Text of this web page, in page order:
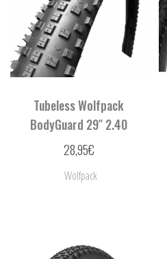
Tubeless Wolfpack
BodyGuard 29″ 2.40
28,95€
Wolfpack